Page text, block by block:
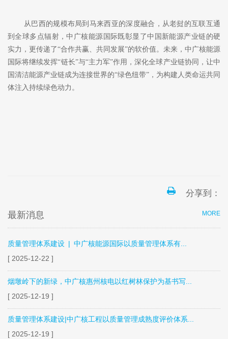
从巴西的规模布局到马来西亚的深度融合，从老挝的互联互通
到全球多点辐射，中广核能源国际既彰显了中国新能源产业链的硬
实力，更传递了“合作共赢、共同发展”的软价值。未来，中广核能源
国际将继续发挥“链长”与“主力军”作用，深化全球产业链协同，让中
国清洁能源产业链成为连接世界的“绿色纽带”，为构建人类命运共同
体注入持续绿色动力。
分享到：
MORE
最新消息
质量管理体系建设 | 中广核能源国际以质量管理体系有...
[ 2025-12-22 ]
烟墩岭下的新绿，中广核惠州核电以红树林保护为基书写...
[ 2025-12-19 ]
质量管理体系建设|中广核工程以质量管理成熟度评价体系...
[ 2025-12-19 ]